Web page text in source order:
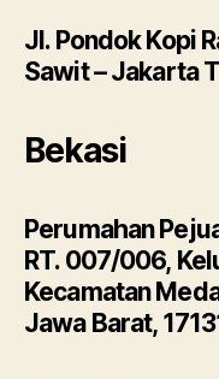
Jl. Pondok Kopi
Sawit – Jakarta
Bekasi
Perumahan
RT. 007/006,
Kecamatan
Jawa Barat,